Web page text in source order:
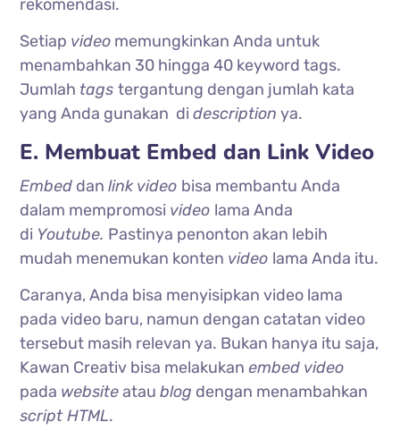
rekomendasi.
Setiap video memungkinkan Anda untuk
menambahkan 30 hingga 40 keyword tags.
Jumlah tagstergantung dengan jumlah kata
yang Anda gunakan didescription ya.
E. Membuat Embed dan Link Video
Embed danlink video bisa membantu Anda
dalam mempromosi video lama Anda
di Youtube. Pastinya penonton akan lebih
mudah menemukan konten video lama Anda itu.
Caranya, Anda bisa menyisipkan video lama
pada video baru, namun dengan catatan video
tersebut masih relevan ya. Bukan hanya itu saja,
Kawan Creativ bisa melakukan embed video
pada websiteataublog dengan menambahkan
script HTML.